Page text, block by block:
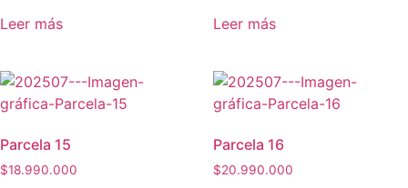
Leer más Leer más
Parcela 15
$18.990.000
Parcela 16
$20.990.000